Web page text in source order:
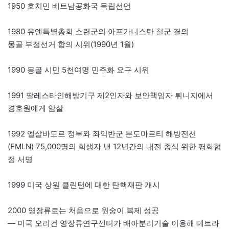
1950 호치민 베트남공화국 독립선언
1980 유엔특별총회 소련군의 아프가니스탄 철군 결의
몽골 부정선거 항의 시위(1990년 1월)
1990 몽골 시민 5천여명 민주화 요구 시위
1991 팔레스타인해방기구 제2인자와 보안책임자 튀니지에서
경호원에게 암살
1992 엘살바도르 정부와 좌익반군 분도마르티 해방전선
(FMLN) 75,000명의 희생자 낸 12년간의 내전 종식 위한 평화협
정 서명
1999 미국 상원 클린턴에 대한 탄핵재판 개시
2000 영장류로는 처음으로 원숭이 복제 성공
— 미국 오리건 영장류연구센터가 배아분리기술 이용해 테트라